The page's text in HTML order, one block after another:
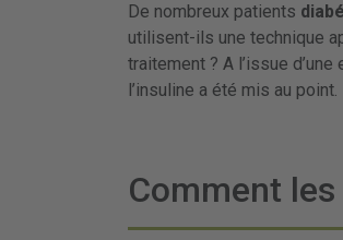
De nombreux patients
utilisent-ils une technique
traitement ? A l’issue
l’insuline a été mis au point.
Comment